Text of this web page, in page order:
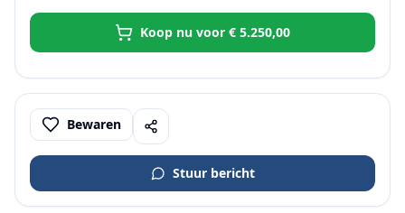
Koop nu voor € 5.250,00
Bewaren
Stuur bericht